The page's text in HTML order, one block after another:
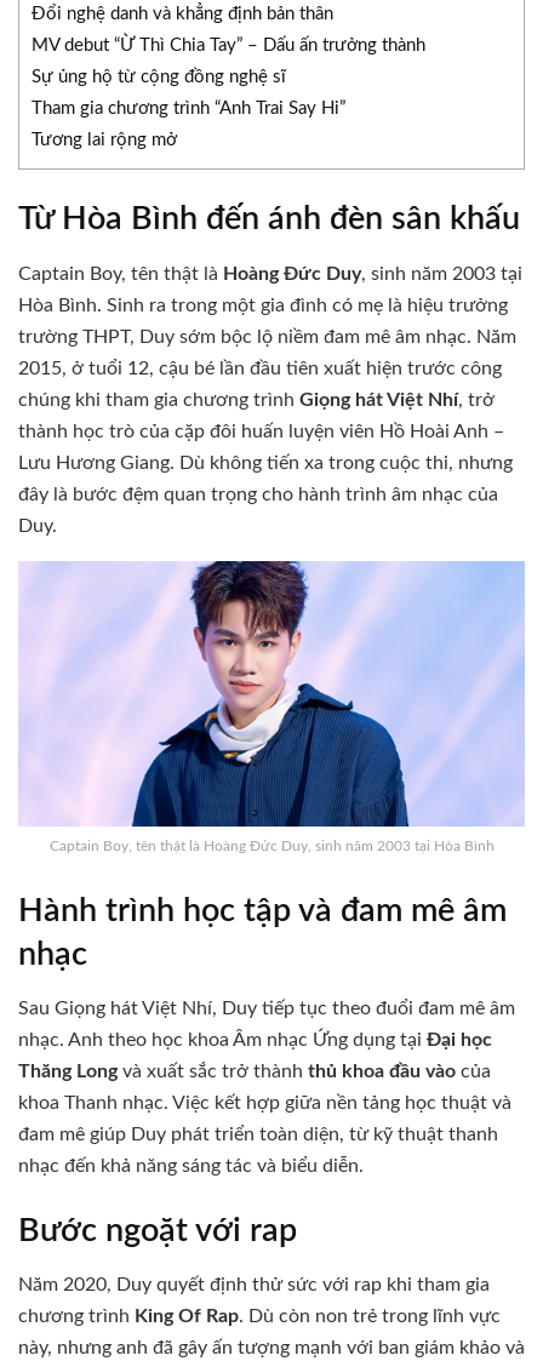
Đổi nghệ danh và khẳng định bản thân
MV debut “Ừ Thì Chia Tay” – Dấu ấn trưởng thành
Sự ủng hộ từ cộng đồng nghệ sĩ
Tham gia chương trình “Anh Trai Say Hi”
Tương lai rộng mở
Từ Hòa Bình đến ánh đèn sân khấu
Captain Boy, tên thật là Hoàng Đức Duy, sinh năm 2003 tại
Hòa Bình. Sinh ra trong một gia đình có mẹ là hiệu trưởng
trường THPT, Duy sớm bộc lộ niềm đam mê âm nhạc. Năm
2015, ở tuổi 12, cậu bé lần đầu tiên xuất hiện trước công
chúng khi tham gia chương trình Giọng hát Việt Nhí, trở
thành học trò của cặp đôi huấn luyện viên Hồ Hoài Anh –
Lưu Hương Giang. Dù không tiến xa trong cuộc thi, nhưng
đây là bước đệm quan trọng cho hành trình âm nhạc của
Duy.
Captain Boy, tên thật là Hoàng Đức Duy, sinh năm 2003 tại Hòa Bình
Hành trình học tập và đam mê âm
nhạc
Sau Giọng hát Việt Nhí, Duy tiếp tục theo đuổi đam mê âm
nhạc. Anh theo học khoa Âm nhạc Ứng dụng tại Đại học
Thăng Longvà xuất sắc trở thành thủ khoa đầu vào của
khoa Thanh nhạc. Việc kết hợp giữa nền tảng học thuật và
đam mê giúp Duy phát triển toàn diện, từ kỹ thuật thanh
nhạc đến khả năng sáng tác và biểu diễn.
Bước ngoặt với rap
Năm 2020, Duy quyết định thử sức với rap khi tham gia
chương trình King Of Rap. Dù còn non trẻ trong lĩnh vực
này, nhưng anh đã gây ấn tượng mạnh với ban giám khảo và